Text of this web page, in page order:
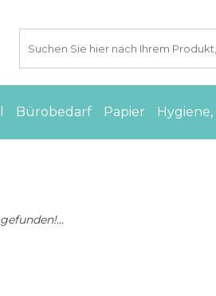
Bürobedarf Papier